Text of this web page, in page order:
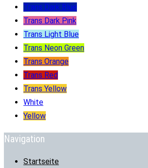
Trans Dark Blue
Trans Dark Pink
Trans Light Blue
Trans Neon Green
Trans Orange
Trans Red
Trans Yellow
White
Yellow
Navigation
Startseite